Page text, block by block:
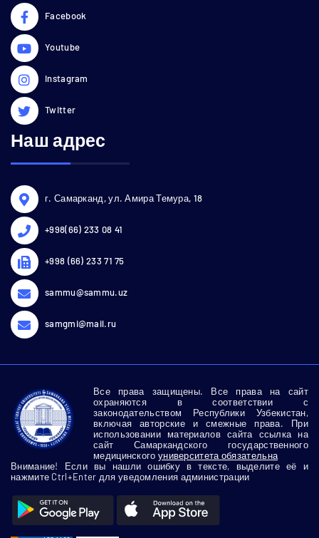
Facebook
Youtube
Instagram
Twitter
Наш адрес
г. Самарканд, ул. Амира Темура, 18
+998(66) 233 08 41
+998 (66) 233 71 75
sammu@sammu.uz
samgmi@mail.ru
Все права защищены. Все права на сайт
охраняются в соответствии с
законодательством Республики Узбекистан,
включая авторские и смежные права. При
использовании материалов сайта ссылка на
сайт Самаркандского государственного
медицинского университета обязательна
Внимание! Если вы нашли ошибку в тексте, выделите её и
нажмите Ctrl+Enter для уведомления администрации